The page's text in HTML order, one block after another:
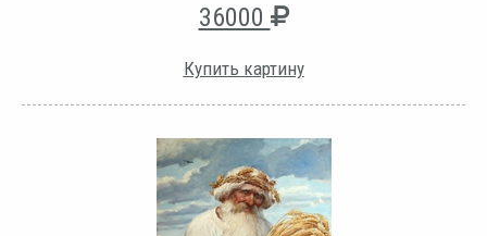
36000
Купить картину